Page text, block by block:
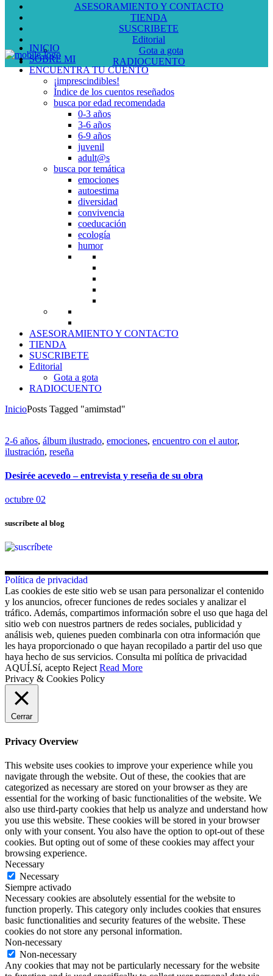
ASESORAMIENTO Y CONTACTO
TIENDA
SUSCRIBETE
Editorial
Gota a gota
RADIOCUENTO
INICIO
SOBRE MI
ENCUENTRA TU CUENTO
¡imprescindibles!
Índice de los cuentos reseñados
busca por edad recomendada
0-3 años
3-6 años
6-9 años
juvenil
adult@s
busca por temática
emociones
autoestima
diversidad
convivencia
coeducación
ecología
humor
ASESORAMIENTO Y CONTACTO
TIENDA
SUSCRIBETE
Editorial
Gota a gota
RADIOCUENTO
InicioPosts Tagged "amimstad"
2-6 años, álbum ilustrado, emociones, encuentro con el autor,
ilustración, reseña
Desirée acevedo – entrevista y reseña de su obra
octubre 02
suscríbete al blog
Política de privacidad
Las cookies de este sitio web se usan para personalizar el contenido
y los anuncios, ofrecer funciones de redes sociales y analizar el
tráfico. Además, compartimos información sobre el uso que haga del
sitio web con nuestros partners de redes sociales, publicidad y
análisis web, quienes pueden combinarla con otra información que
les haya proporcionado o que hayan recopilado a partir del uso que
haya hecho de sus servicios. Consulta mi política de privacidad
AQUÍ.Sí, acepto Reject Read More
Privacy & Cookies Policy
Cerrar
Privacy Overview
This website uses cookies to improve your experience while you
navigate through the website. Out of these, the cookies that are
categorized as necessary are stored on your browser as they are
essential for the working of basic functionalities of the website. We
also use third-party cookies that help us analyze and understand how
you use this website. These cookies will be stored in your browser
only with your consent. You also have the option to opt-out of these
cookies. But opting out of some of these cookies may affect your
browsing experience.
Necessary
Necessary
Siempre activado
Necessary cookies are absolutely essential for the website to
function properly. This category only includes cookies that ensures
basic functionalities and security features of the website. These
cookies do not store any personal information.
Non-necessary
Non-necessary
Any cookies that may not be particularly necessary for the website